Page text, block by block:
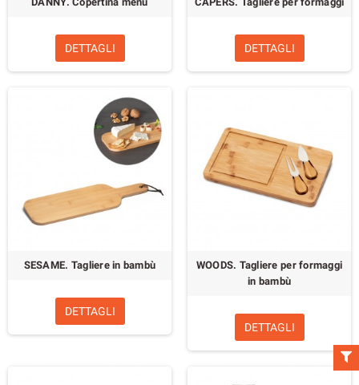
DETTAGLI DETTAGLI
SESAME. Tagliere in bambù
DETTAGLI
WOODS. Tagliere per formaggi
in bambù
DETTAGLI